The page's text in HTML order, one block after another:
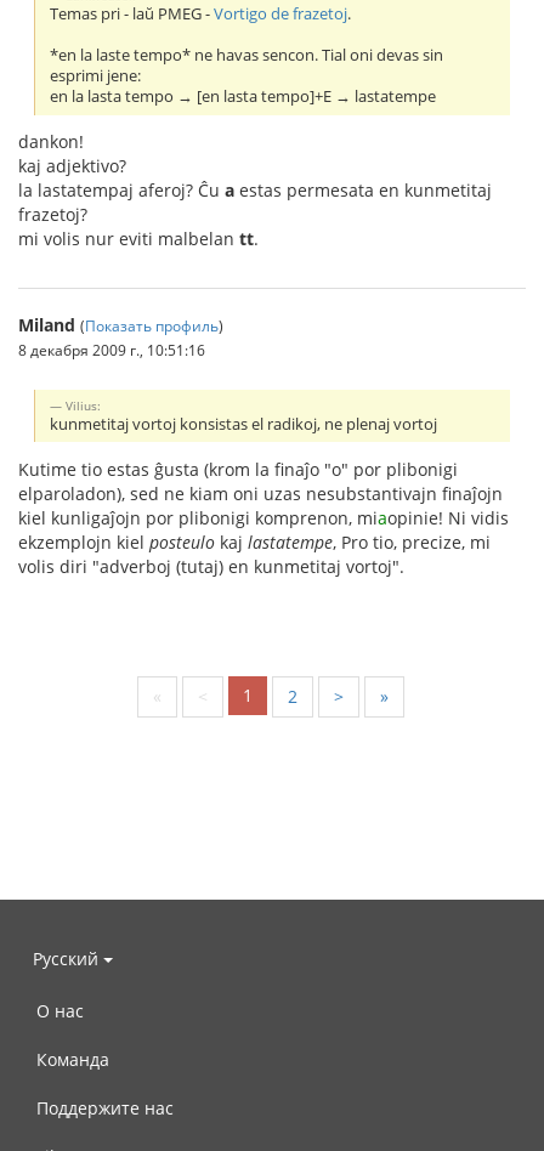
Temas pri - laŭ PMEG -Vortigo de frazetoj.
*en la laste tempo* ne havas sencon. Tial oni devas sin
esprimi jene:
en la lasta tempo → [en lasta tempo]+E → lastatempe
dankon!
kaj adjektivo?
la lastatempaj aferoj? Ĉu a estas permesata en kunmetitaj
frazetoj?
mi volis nur eviti malbelan tt.
Miland (Показать профиль)
8 декабря 2009 г., 10:51:16
Vilius:
kunmetitaj vortoj konsistas el radikoj, ne plenaj vortoj
Kutime tio estas ĝusta (krom la finaĵo "o" por plibonigi
elparoladon), sed ne kiam oni uzas nesubstantivajn finaĵojn
kiel kunligaĵojn por plibonigi komprenon, miaopinie! Ni vidis
ekzemplojn kiel posteulo kaj lastatempe, Pro tio, precize, mi
volis diri "adverboj (tutaj) en kunmetitaj vortoj".
« < 1 2 > »
Русский
О нас
Команда
Поддержите нас